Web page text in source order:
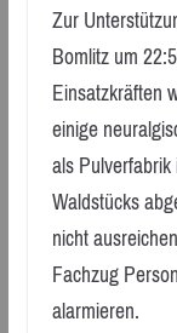
Zur
Bomlitz um
Einsatzkräften
einige
als
Waldstücks
nicht
Fachzug
alarmieren.